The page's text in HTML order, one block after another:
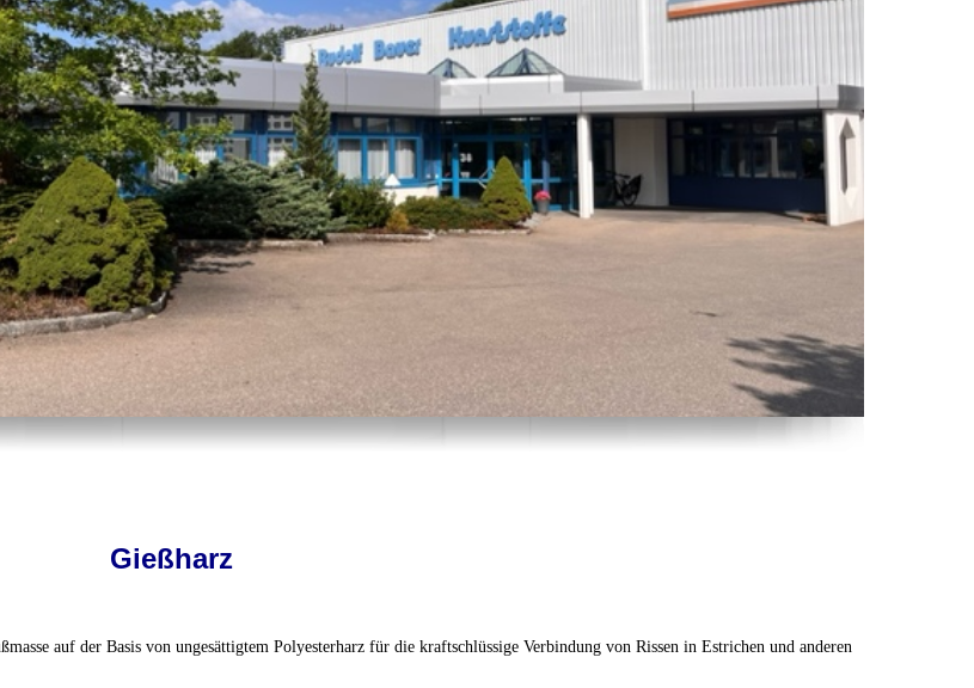
Gießharz
auf der Basis von ungesättigtem Polyesterharz für die kraftschlüssige Verbindung von Rissen in Estrichen und anderen